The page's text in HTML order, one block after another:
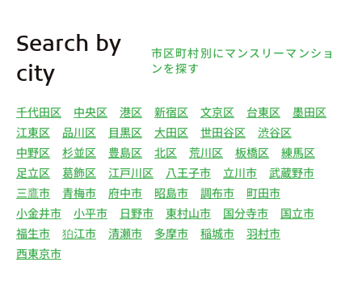
Search by
city
市区町村別にマンスリーマンショ
ンを探す
千代田区 中央区 港区 新宿区 文京区 台東区
墨田区
江東区
品川区 目黒区 大田区 世田谷区
渋谷区
中野区
杉並区 豊島区 北区 荒川区 板橋区
練馬区
足立区
葛飾区 江戸川区 八王子市 立川市
武蔵野市
三鷹市
青梅市 府中市 昭島市 調布市
町田市
小金井市
小平市 日野市 東村山市 国分寺市
国立市
福生市
狛江市 清瀬市 多摩市 稲城市
羽村市
西東京市